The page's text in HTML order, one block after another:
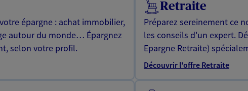
épargne : achat immobilier,
autour du monde… Épargnez
selon votre profil.
Retraite
Préparez sereinement ce
les conseils d'un expert.
Epargne Retraite)
Découvrir l'offre Retraite